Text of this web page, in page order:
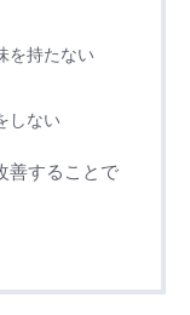
を持たない
しない
善することで